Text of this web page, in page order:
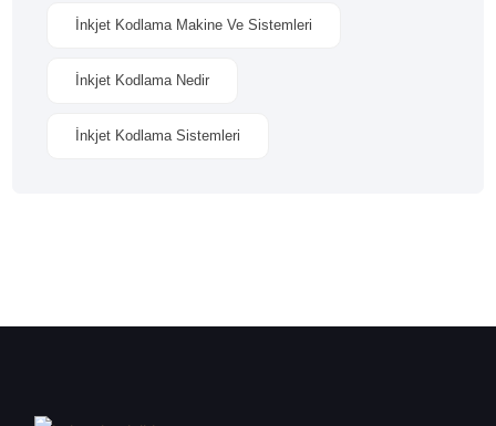
İnkjet Kodlama Makine Ve Sistemleri
İnkjet Kodlama Nedir
İnkjet Kodlama Sistemleri